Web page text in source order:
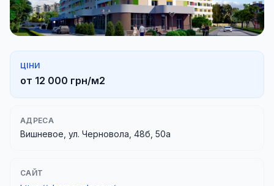
ЦІНИ
от 12 000 грн/м2
АДРЕСА
Вишневое, ул. Черновола, 48б, 50а
САЙТ